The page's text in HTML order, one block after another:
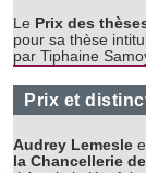
Le Prix des
pour sa thèse
par Tiphaine
Prix et
Audrey Lemesle
la Chancellerie